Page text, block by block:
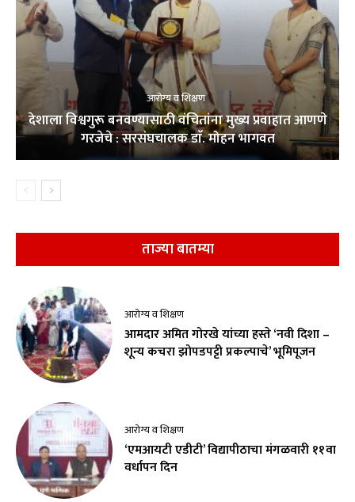
आरोग्य व शिक्षण
देशाला विश्वगुरू बनवण्यासाठी वंचितांना मुख्य प्रवाहात आणणे
गरजेचे : सरसंघचालक डाॅ. मोहन भागवत
ताज्या बातम्या
आरोग्य व शिक्षण
आमदार अमित गोरखे यांच्या हस्ते ‘नवी दिशा –
शून्य कचरा झोपडपट्टी प्रकल्पाचे’ भूमिपूजन
आरोग्य व शिक्षण
‘एमआयटी एडीटी’ विद्यापीठाचा मंगळवारी ११वा
वर्धापन दिन